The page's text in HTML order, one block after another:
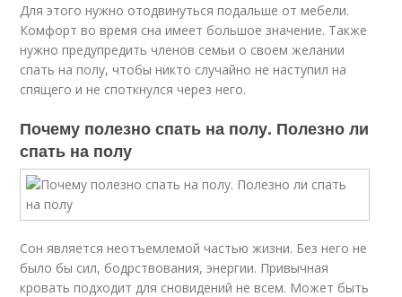
Для этого нужно отодвинуться подальше от мебели.
Комфорт во время сна имеет большое значение. Также
нужно предупредить членов семьи о своем желании
спать на полу, чтобы никто случайно не наступил на
спящего и не споткнулся через него.
Почему полезно спать на полу. Полезно ли
спать на полу
Сон является неотъемлемой частью жизни. Без него не
было бы сил, бодрствования, энергии. Привычная
кровать подходит для сновидений не всем. Может быть